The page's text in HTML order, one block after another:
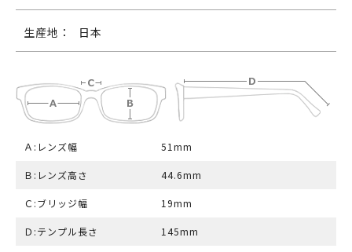
生産地： 日本
Ａ:レンズ幅 51mm
Ｂ:レンズ高さ 44.6mm
Ｃ:ブリッジ幅 19mm
Ｄ:テンプル長さ 145mm